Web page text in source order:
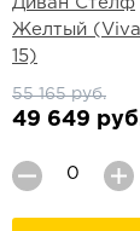
Желтый
15)
55 165 руб.
49 649